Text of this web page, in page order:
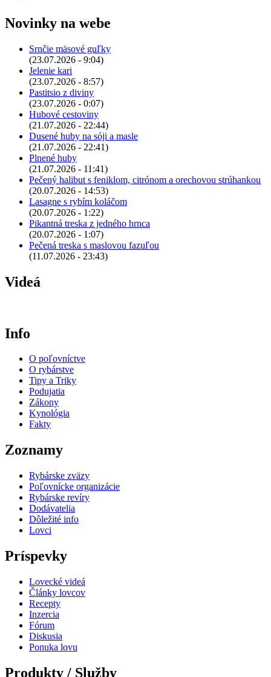
Novinky na webe
Srnčie mäsové guľky
(23.07.2026 - 9:04)
Jelenie kari
(23.07.2026 - 8:57)
Pastitsio z diviny
(23.07.2026 - 0:07)
Hubové cestoviny
(21.07.2026 - 22:44)
Dusené huby na sóji a masle
(21.07.2026 - 22:41)
Plnené huby
(21.07.2026 - 11:41)
Pečený halibut s feniklom, citrónom a orechovou strúhankou
(20.07.2026 - 14:53)
Lasagne s rybím koláčom
(20.07.2026 - 1:22)
Pikantná treska z jedného hrnca
(20.07.2026 - 1:07)
Pečená treska s maslovou fazuľou
(11.07.2026 - 23:43)
Videá
Info
O poľovníctve
O rybárstve
Tipy a Triky
Podujatia
Zákony
Kynológia
Fakty
Zoznamy
Rybárske zväzy
Poľovnícke organizácie
Rybárske revíry
Dodávatelia
Dôležité info
Lovci
Príspevky
Lovecké videá
Články lovcov
Recepty
Inzercia
Fórum
Diskusia
Ponuka lovu
Produkty / Služby